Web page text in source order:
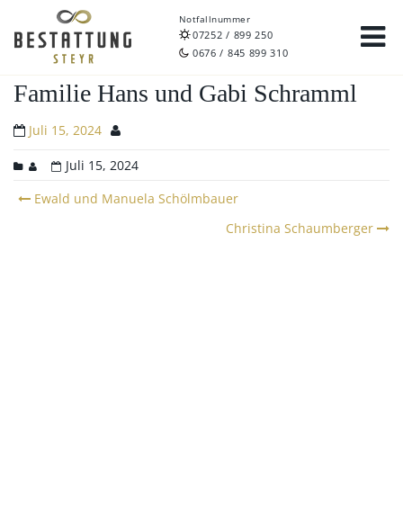
Notfallnummer
07252 / 899 250
0676 / 845 899 310
Familie Hans und Gabi Schramml
Juli 15, 2024
Juli 15, 2024
Post
Ewald und Manuela Schölmbauer
Christina Schaumberger